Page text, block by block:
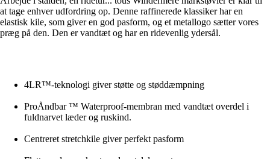
at tage enhver udfordring op. Denne raffinerede klassiker har en
elastisk kile, som giver en god pasform, og et metallogo sætter vores
præg på den. Den er vandtæt og har en ridevenlig ydersål.
4LR™-teknologi giver støtte og støddæmpning
ProÅndbar ™ Waterproof-membran med vandtæt overdel i
fuldnarvet læder og ruskind.
Centreret stretchkile giver perfekt pasform